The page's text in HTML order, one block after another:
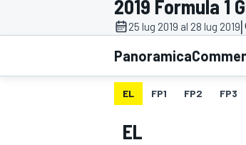
MOTOGP
2019 Formula 1
25 lug 2019 al 28 lug 2019|
Panoramica
EL FP1 FP2 FP3
EL